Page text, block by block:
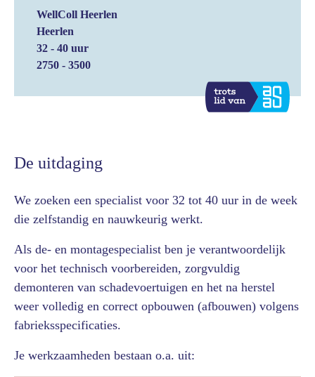
WellColl Heerlen
Heerlen
32 - 40 uur
2750 - 3500
De uitdaging
We zoeken een specialist voor 32 tot 40 uur in de week
die zelfstandig en nauwkeurig werkt.
Als de- en montagespecialist ben je verantwoordelijk
voor het technisch voorbereiden, zorgvuldig
demonteren van schadevoertuigen en het na herstel
weer volledig en correct opbouwen (afbouwen) volgens
fabrieksspecificaties.
Je werkzaamheden bestaan o.a. uit: